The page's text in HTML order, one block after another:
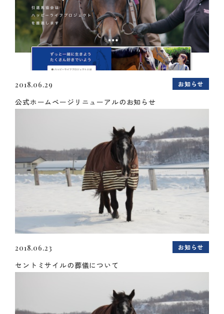
2018.06.29 お知らせ
公式ホームページリニューアルのお知らせ
2018.06.23 お知らせ
セントミサイルの葬儀について